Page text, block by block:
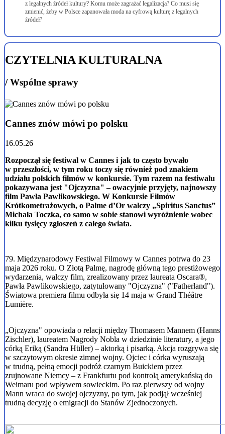
z legalnych źródeł kultury? Komu może zagrażać legalizacja? Co musi się
zmienić, żeby w Polsce zapanowała moda na cyfrową kulturę z legalnych
źródeł?
CZYTELNIA KULTURALNA
/ Wspólne sprawy
Cannes znów mówi po polsku
16.05.26
Rozpoczął się festiwal w Cannes i jak to często bywało
w przeszłości, w tym roku toczy się również pod znakiem
udziału polskich filmów w konkursie. Tym razem na festiwalu
pokazywana jest "Ojczyzna" – owacyjnie przyjęty, najnowszy
film Pawła Pawlikowskiego. W Konkursie Filmów
Krótkometrażowych, o Palme d’Or walczy „Spiritus Sanctus”
Michała Toczka, co samo w sobie stanowi wyróżnienie wobec
kilku tysięcy zgłoszeń z całego świata.
79. Międzynarodowy Festiwal Filmowy w Cannes potrwa do 23
maja 2026 roku. O Złotą Palmę, nagrodę główną tego prestiżowego
wydarzenia, walczy film, zrealizowany przez laureata Oscara®,
Pawła Pawlikowskiego, zatytułowany "Ojczyzna" ("Fatherland").
Światowa premiera filmu odbyła się 14 maja w Grand Théâtre
Lumière.
„Ojczyzna" opowiada o relacji między Thomasem Mannem (Hanns
Zischler), laureatem Nagrody Nobla w dziedzinie literatury, a jego
córką Eriką (Sandra Hüller) – aktorką i pisarką. Akcja rozgrywa się
w szczytowym okresie zimnej wojny. Ojciec i córka wyruszają
w trudną, pełną emocji podróż czarnym Buickiem przez
zrujnowane Niemcy – z Frankfurtu pod kontrolą amerykańską do
Weimaru pod wpływem sowieckim. Po raz pierwszy od wojny
Mann wraca do swojej ojczyzny, po tym, jak podjął wcześniej
trudną decyzję o emigracji do Stanów Zjednoczonych.